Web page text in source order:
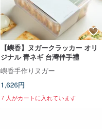
【嶼香】ヌガークラッカー オリ
ジナル 青ネギ 台灣伴手禮
嶼香手作りヌガー
1,626円
7 人がカートに入れています